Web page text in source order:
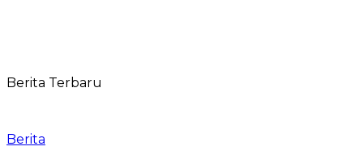
Berita Terbaru
Berita